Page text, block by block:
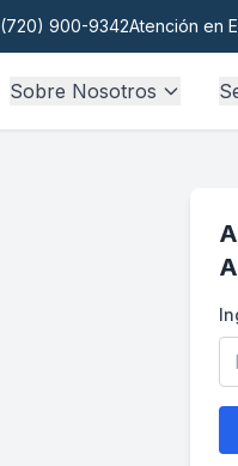
(720) 900-9342Atención en
Sobre Nosotros